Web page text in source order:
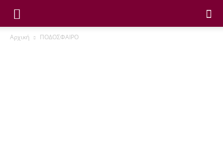
Αρχική ΠΟΔΟΣΦΑΙΡΟ